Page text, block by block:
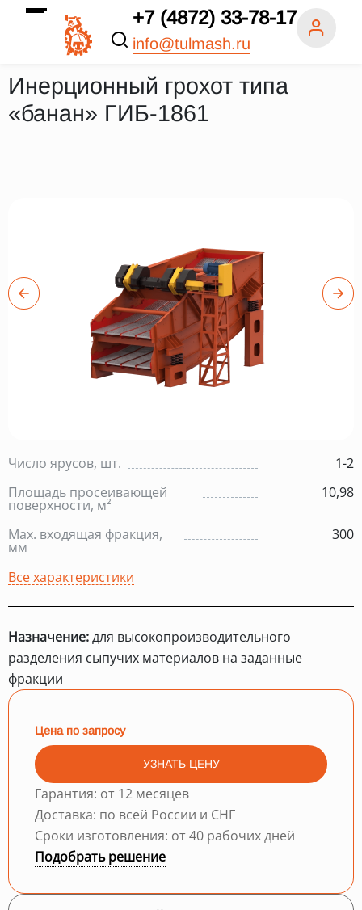
+7 (4872) 33-78-17
info@tulmash.ru
Инерционный грохот типа
«банан» ГИБ-1861
Число ярусов, шт.
1-2
Площадь просеивающей
поверхности, м²
10,98
Max. входящая фракция,
мм
300
Все характеристики
Назначение:для высокопроизводительного
разделения сыпучих материалов на заданные
фракции
Цена по запросу
УЗНАТЬ ЦЕНУ
Гарантия: от 12 месяцев
Доставка: по всей России и СНГ
Сроки изготовления: от 40 рабочих дней
Подобрать решение